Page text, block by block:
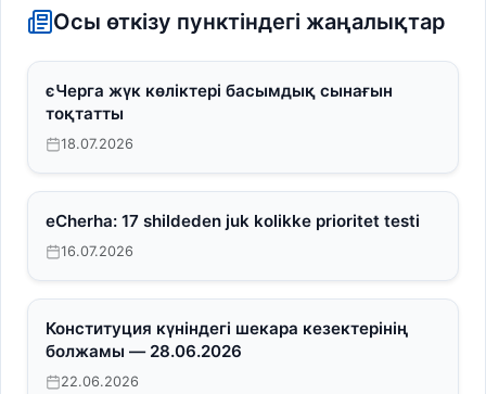
Осы өткізу пунктіндегі жаңалықтар
єЧерга жүк көліктері басымдық сынағын
тоқтатты
18.07.2026
eCherha: 17 shildeden juk kolikke prioritet testi
16.07.2026
Конституция күніндегі шекара кезектерінің
болжамы — 28.06.2026
22.06.2026